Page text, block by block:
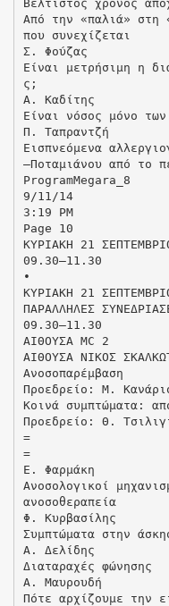
Βέλτιστος χρόνος
Από την «παλιά» στη
που συνεχίζεται
Σ. Φούζας
Είναι μετρήσιμη η
ς;
Α. Καδίτης
Είναι νόσος μόνο
Π. Ταπραντζή
Εισπνεόμενα
–Ποταμιάνου από το
ProgramMegara_8
9/11/14
3:19 PM
Page 10
ΚΥΡΙΑΚΗ 21
09.30–11.30
•
ΚΥΡΙΑΚΗ 21
ΠΑΡΑΛΛΗΛΕΣ
09.30–11.30
ΑΙΘΟΥΣΑ MC 2
ΑΙΘΟΥΣΑ ΝΙΚΟΣ
Ανοσοπαρέμβαση
Προεδρείο: Μ.
Κοινά συμπτώματα:
Προεδρείο: Θ.
=
=
Ε. Φαρμάκη
Ανοσολογικοί
ανοσοθεραπεία
Φ. Κυρβασίλης
Συμπτώματα στην
Α. Δελίδης
Διαταραχές φώνησης
Α. Μαυρουδή
Πότε αρχίζουμε την